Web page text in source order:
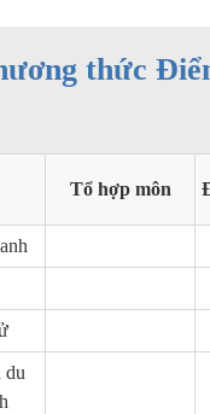
thức
Tổ hợp môn
du